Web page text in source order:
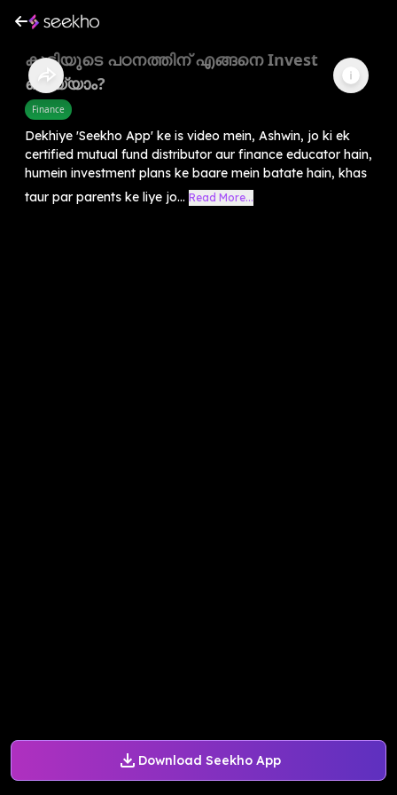
Download Seekho App
കുട്ടിയുടെ പഠനത്തിന് എങ്ങനെ Invest
ചെയ്യാം?
Finance
Dekhiye 'Seekho App' ke is video mein, Ashwin, jo ki ek
certified mutual fund distributor aur finance educator hain,
humein investment plans ke baare mein batate hain, khas
taur par parents ke liye jo... Read More...